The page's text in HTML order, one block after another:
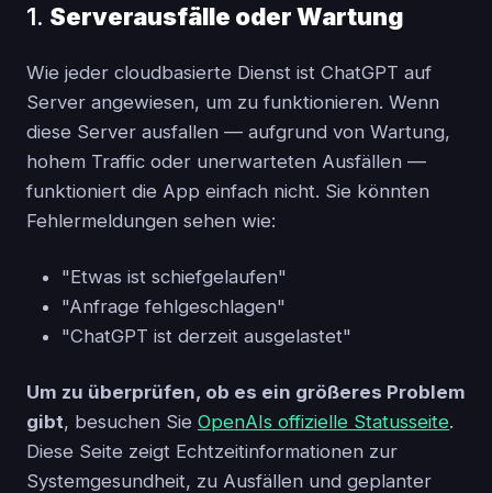
1. Serverausfälle oder Wartung
Wie jeder cloudbasierte Dienst ist ChatGPT auf
Server angewiesen, um zu funktionieren. Wenn
diese Server ausfallen — aufgrund von Wartung,
hohem Traffic oder unerwarteten Ausfällen —
funktioniert die App einfach nicht. Sie könnten
Fehlermeldungen sehen wie:
"Etwas ist schiefgelaufen"
"Anfrage fehlgeschlagen"
"ChatGPT ist derzeit ausgelastet"
Um zu überprüfen, ob es ein größeres Problem
gibt, besuchen Sie OpenAIs offizielle Statusseite.
Diese Seite zeigt Echtzeitinformationen zur
Systemgesundheit, zu Ausfällen und geplanter